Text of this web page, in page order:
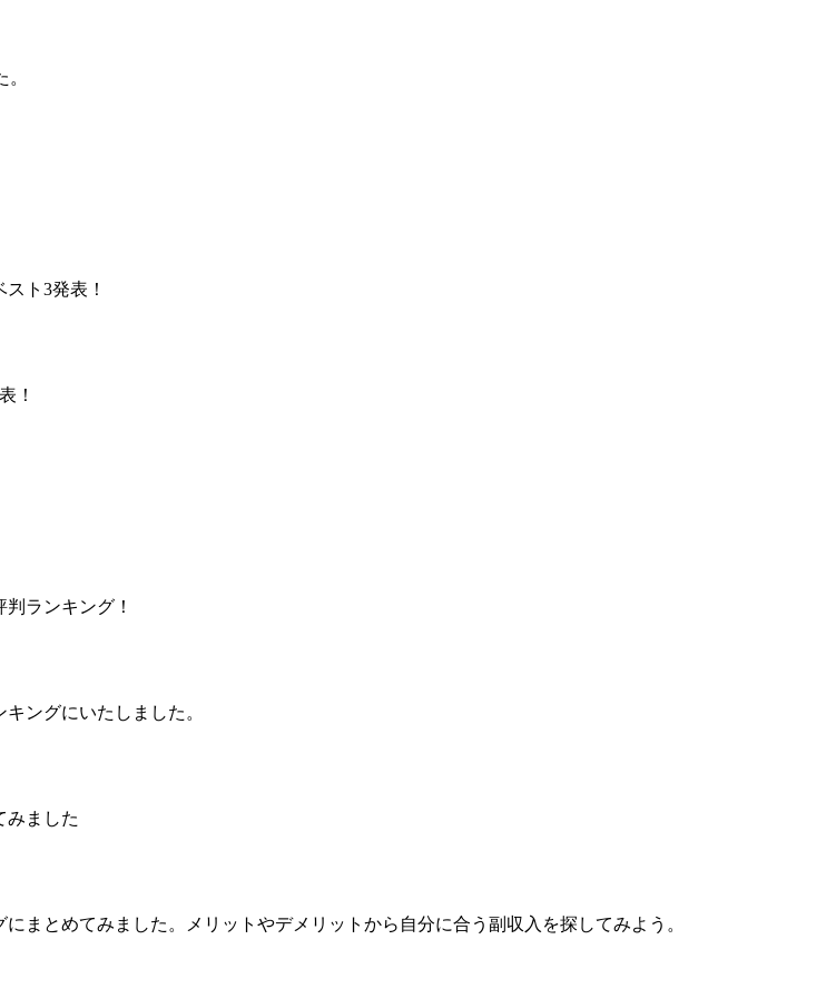
ト3発表！
！
ランキング！
ングにいたしました。
みました
まとめてみました。メリットやデメリットから自分に合う副収入を探してみよう。